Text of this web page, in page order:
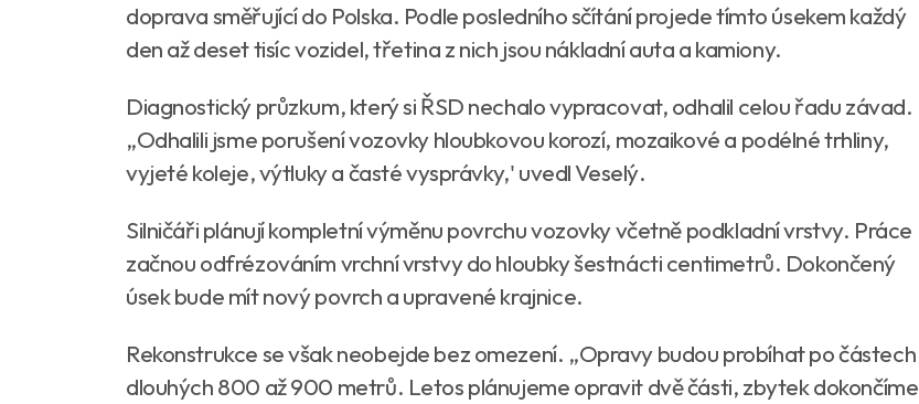
doprava směřující do Polska. Podle posledního sčítání projede tímto úsekem každý
den až deset tisíc vozidel, třetina z nich jsou nákladní auta a kamiony.
Diagnostický průzkum, který si ŘSD nechalo vypracovat, odhalil celou řadu závad.
„Odhalili jsme porušení vozovky hloubkovou korozí, mozaikové a podélné trhliny,
vyjeté koleje, výtluky a časté vysprávky,' uvedl Veselý.
Silničáři plánují kompletní výměnu povrchu vozovky včetně podkladní vrstvy. Práce
začnou odfrézováním vrchní vrstvy do hloubky šestnácti centimetrů. Dokončený
úsek bude mít nový povrch a upravené krajnice.
Rekonstrukce se však neobejde bez omezení. „Opravy budou probíhat po částech
dlouhých 800 až 900 metrů. Letos plánujeme opravit dvě části, zbytek dokončíme